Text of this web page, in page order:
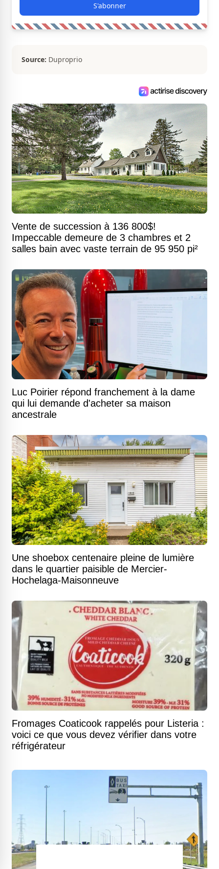
S'abonner
Source: Duproprio
Vente de succession à 136 800$!
Impeccable demeure de 3 chambres et 2
salles bain avec vaste terrain de 95 950 pi²
Luc Poirier répond franchement à la dame
qui lui demande d'acheter sa maison
ancestrale
Une shoebox centenaire pleine de lumière
dans le quartier paisible de Mercier-
Hochelaga-Maisonneuve
Fromages Coaticook rappelés pour Listeria :
voici ce que vous devez vérifier dans votre
réfrigérateur